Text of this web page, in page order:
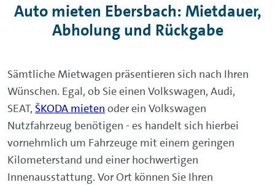
Auto mieten Ebersbach: Mietdauer,
Abholung und Rückgabe
Sämtliche Mietwagen präsentieren sich nach Ihren
Wünschen. Egal, ob Sie einen Volkswagen, Audi,
SEAT, ŠKODA mieten oder ein Volkswagen
Nutzfahrzeug benötigen - es handelt sich hierbei
vornehmlich um Fahrzeuge mit einem geringen
Kilometerstand und einer hochwertigen
Innenausstattung. Vor Ort können Sie Ihren